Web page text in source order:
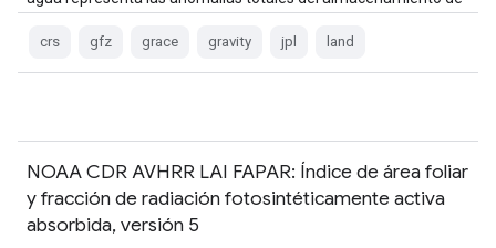
crs gfz grace gravity jpl land
NOAA CDR AVHRR LAI FAPAR: Índice de área foliar
y fracción de radiación fotosintéticamente activa
absorbida, versión 5